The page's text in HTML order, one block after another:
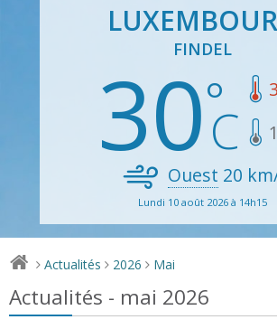
FINDEL
30
Ouest 20
Lundi 10 août 2026 à 14h15
> Actualités > 2026 > Mai
Actualités - mai 2026